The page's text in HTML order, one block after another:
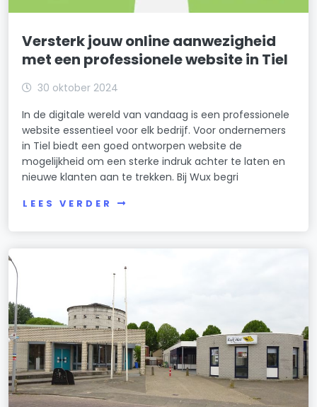
Versterk jouw online aanwezigheid
met een professionele website in Tiel
30 oktober 2024
In de digitale wereld van vandaag is een professionele
website essentieel voor elk bedrijf. Voor ondernemers
in Tiel biedt een goed ontworpen website de
mogelijkheid om een sterke indruk achter te laten en
nieuwe klanten aan te trekken. Bij Wux begri
LEES VERDER